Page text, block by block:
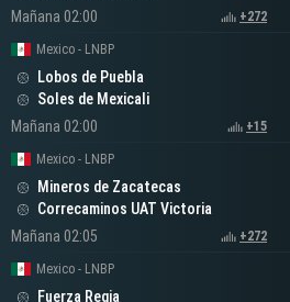
Mañana 02:00
+272
Mexico - LNBP
Lobos de Puebla
Soles de Mexicali
Mañana 02:00
+15
Mexico - LNBP
Mineros de Zacatecas
Correcaminos UAT Victoria
Mañana 02:05
+272
Mexico - LNBP
Fuerza Regia